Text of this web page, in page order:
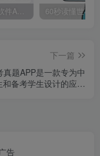
网站一键生成软件APP 完美版 同时支持打包html文件
下一篇
真题APP是一款专为中
和备考学生设计的应用
告